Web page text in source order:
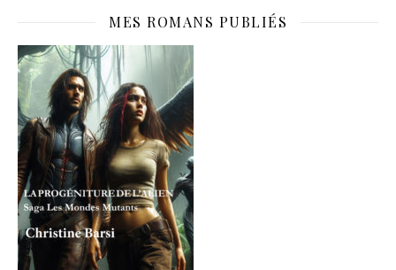
MES ROMANS PUBLIÉS